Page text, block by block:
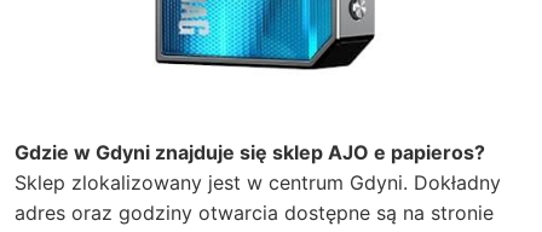
Gdzie w Gdyni znajduje się sklep AJO e papieros?
Sklep zlokalizowany jest w centrum Gdyni. Dokładny
adres oraz godziny otwarcia dostępne są na stronie